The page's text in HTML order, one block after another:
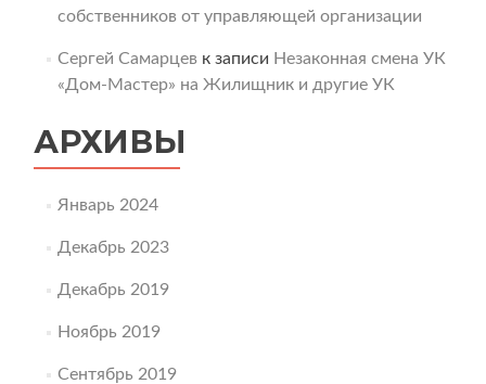
собственников от управляющей организации
Сергей Самарцевк записи Незаконная смена УК
«Дом-Мастер» на Жилищник и другие УК
АРХИВЫ
Январь 2024
Декабрь 2023
Декабрь 2019
Ноябрь 2019
Сентябрь 2019